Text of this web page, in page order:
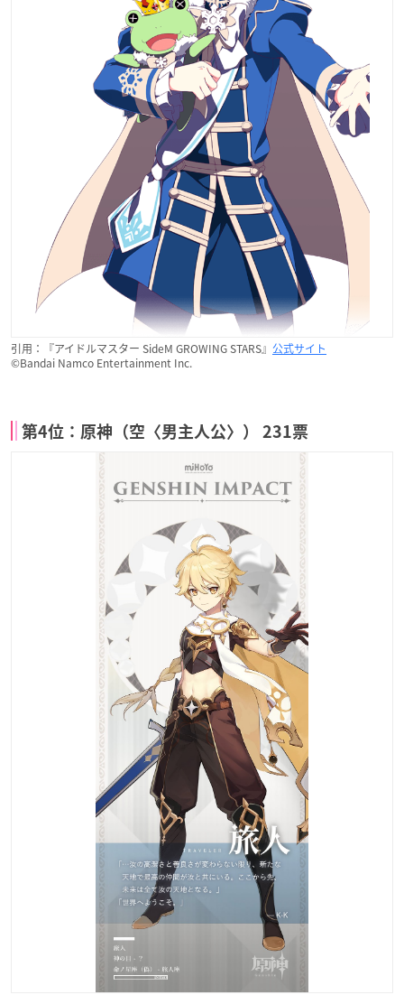
引用：『アイドルマスター SideM GROWING STARS』 公式サイト
©Bandai Namco Entertainment Inc.
第4位：原神（空〈男主人公〉） 231票